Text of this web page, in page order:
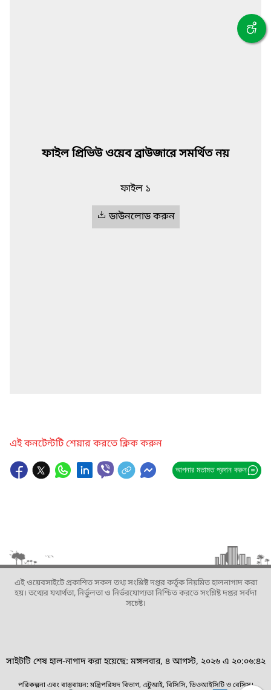
ফাইল প্রিভিউ ওয়েব ব্রাউজারে সমর্থিত নয়
ফাইল ১
ডাউনলোড করুন
এই কনটেন্টটি শেয়ার করতে ক্লিক করুন
আপনার মতামত প্রদান করুন
এই ওয়েবসাইটে প্রকাশিত সকল তথ্য সংশ্লিষ্ট দপ্তর কর্তৃক নিয়মিত হালনাগাদ করা
হয়। তথ্যের যথার্থতা, নির্ভুলতা ও নির্ভরযোগ্যতা নিশ্চিত করতে সংশ্লিষ্ট দপ্তর সর্বদা
সচেষ্ট।
সাইটটি শেষ হাল-নাগাদ করা হয়েছে: মঙ্গলবার, ৪ আগস্ট, ২০২৬ এ ২০:০৬:৪২
পরিকল্পনা এবং বাস্তবায়ন: মন্ত্রিপরিষদ বিভাগ, এটুআই, বিসিসি, ডিওআইসিটি ও বেসিস।